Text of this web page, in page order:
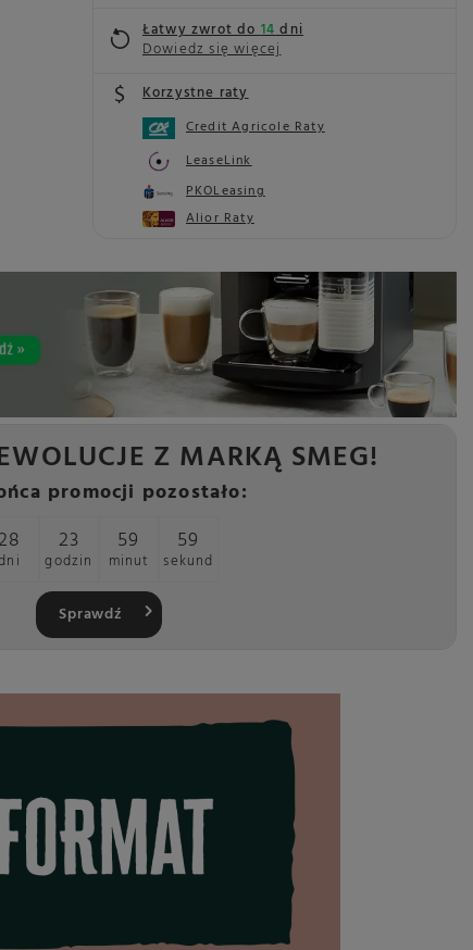
Łatwy zwrot do14dni
Dowiedz się więcej
Korzystne raty
Credit Agricole Raty
LeaseLink
PKOLeasing
Alior Raty
Z MARKĄ SMEG!
promocji pozostało:
23
godzin
59
minut
57
sekund
Sprawdź